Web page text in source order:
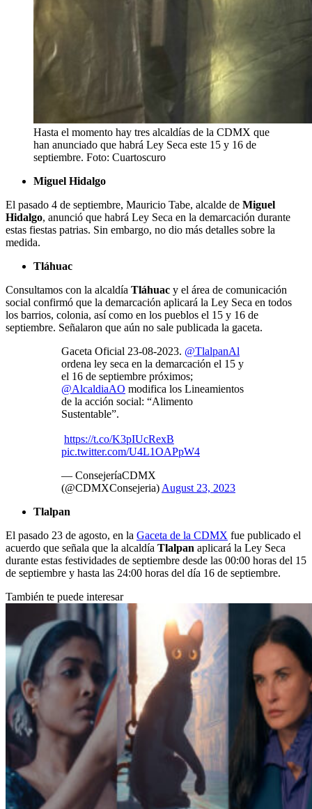
Hasta el momento hay tres alcaldías de la CDMX que
han anunciado que habrá Ley Seca este 15 y 16 de
septiembre. Foto: Cuartoscuro
Miguel Hidalgo
El pasado 4 de septiembre, Mauricio Tabe, alcalde de Miguel
Hidalgo, anunció que habrá Ley Seca en la demarcación durante
estas fiestas patrias. Sin embargo, no dio más detalles sobre la
medida.
Tláhuac
Consultamos con la alcaldía Tláhuac y el área de comunicación
social confirmó que la demarcación aplicará la Ley Seca en todos
los barrios, colonia, así como en los pueblos el 15 y 16 de
septiembre. Señalaron que aún no sale publicada la gaceta.
Gaceta Oficial 23-08-2023. @TlalpanAl
ordena ley seca en la demarcación el 15 y
el 16 de septiembre próximos;
@AlcaldiaAO modifica los Lineamientos
de la acción social: “Alimento
Sustentable”.
https://t.co/K3pIUcRexB
pic.twitter.com/U4L1OAPpW4
— ConsejeríaCDMX
(@CDMXConsejeria) August 23, 2023
Tlalpan
El pasado 23 de agosto, en la Gaceta de la CDMX fue publicado el
acuerdo que señala que la alcaldía Tlalpan aplicará la Ley Seca
durante estas festividades de septiembre desde las 00:00 horas del 15
de septiembre y hasta las 24:00 horas del día 16 de septiembre.
También te puede interesar